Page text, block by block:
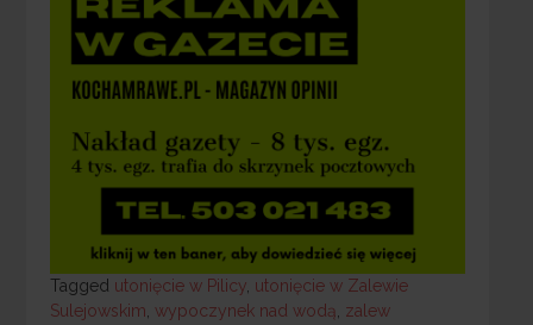
Tagged
Tagged utonięcie w Pilicy, utonięcie w Zalewie
Sulejowskim wypoczynek nad wodą zalew